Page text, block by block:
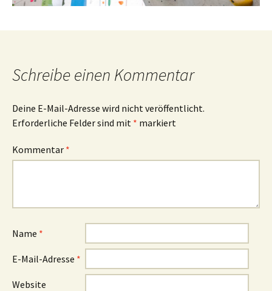
Schreibe einen Kommentar
Deine E-Mail-Adresse wird nicht veröffentlicht.
Erforderliche Felder sind mit * markiert
Kommentar *
Name *
E-Mail-Adresse *
Website